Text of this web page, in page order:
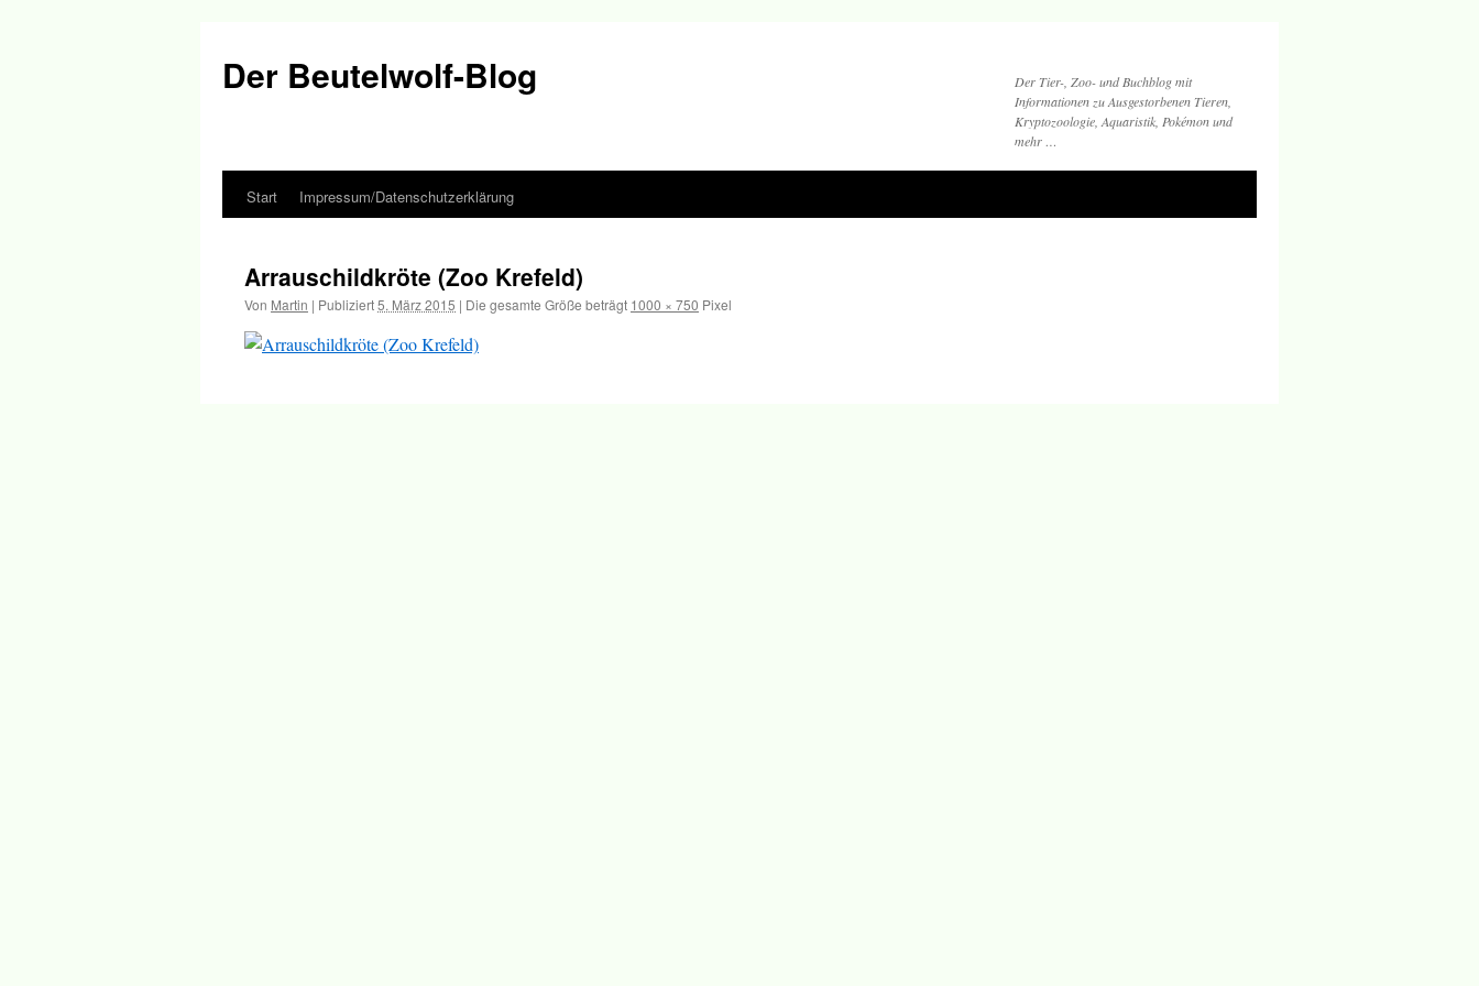
Der Beutelwolf-Blog
Der Tier-, Zoo- und Buchblog mit
Informationen zu Ausgestorbenen Tieren,
Kryptozoologie, Aquaristik, Pokémon und
mehr …
Springe
Inhalt
Start Impressum/Datenschutzerklärung
Arrauschildkröte (Zoo Krefeld)
Von Martin | Publiziert5. März 2015 | Die gesamte Größe beträgt 1000 × 750 Pixel